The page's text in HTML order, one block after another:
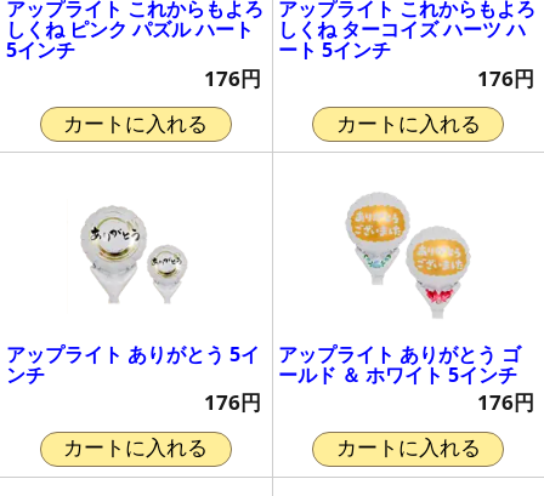
アップライト これからもよろ
しくね ピンク パズル ハート
5インチ
176円
カートに入れる
アップライト これからもよろ
しくね ターコイズ ハーツ ハ
ート 5インチ
176円
カートに入れる
アップライト ありがとう 5イ
ンチ
176円
カートに入れる
アップライト ありがとう ゴ
ールド ＆ ホワイト 5インチ
176円
カートに入れる